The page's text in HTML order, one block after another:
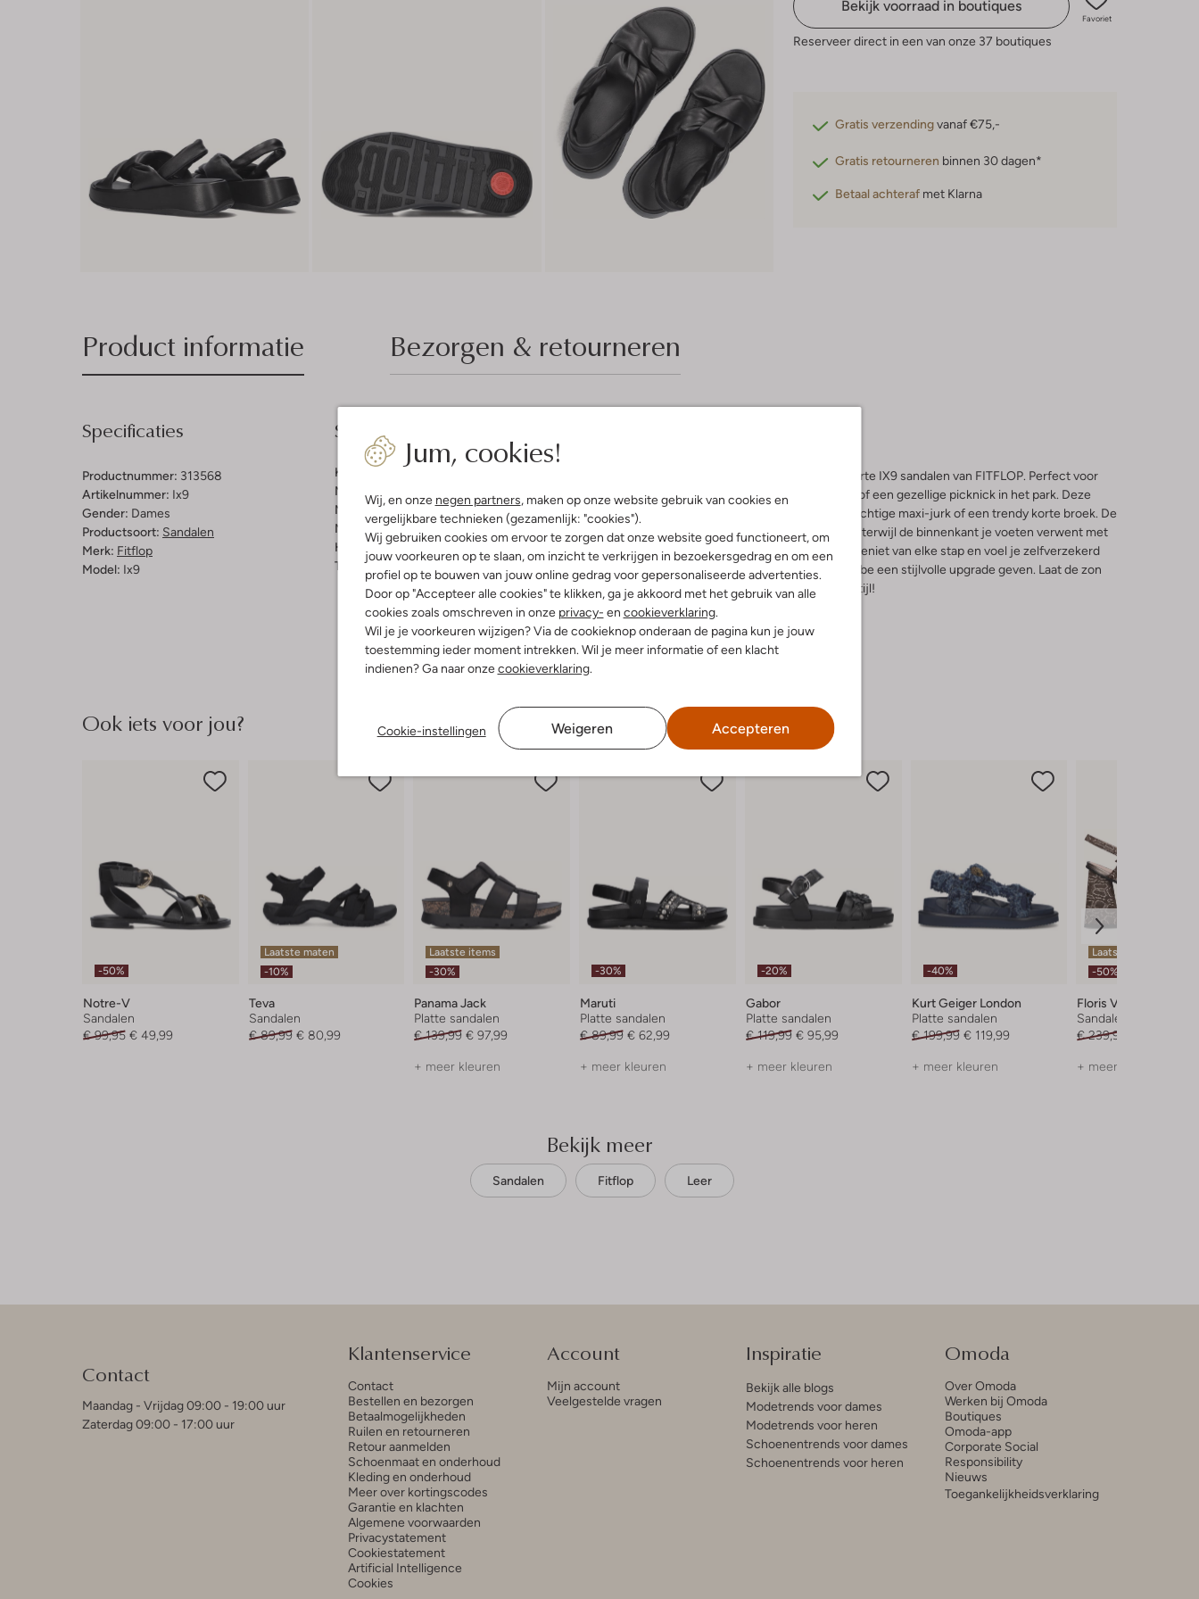
Jum, cookies!
Wij, en onze negen partners, maken op onze website gebruik van cookies en
vergelijkbare technieken (gezamenlijk: "cookies").
Wij gebruiken cookies om ervoor te zorgen dat onze website goed functioneert, om
jouw voorkeuren op te slaan, om inzicht te verkrijgen in bezoekersgedrag en om een
profiel op te bouwen van jouw online gedrag voor gepersonaliseerde advertenties.
Door op "Accepteer alle cookies" te klikken, ga je akkoord met het gebruik van alle
cookies zoals omschreven in onze privacy- en cookieverklaring.
Wil je je voorkeuren wijzigen? Via de cookieknop onderaan de pagina kun je jouw
toestemming ieder moment intrekken. Wil je meer informatie of een klacht
indienen? Ga naar onzecookieverklaring.
Cookie-instellingen Weigeren Accepteren
Bekijk voorraad in boutiques
Favoriet
Reserveer direct in een van onze 37 boutiques
Gratis verzendingvanaf €75,-
Gratis retourneren binnen 30 dagen*
Betaal achteraf met Klarna
Product informatie Bezorgen & retourneren
Specificaties
Productnummer: 313568
Artikelnummer: Ix9
Gender: Dames
Productsoort: Sandalen
Merk: Fitflop
Model: Ix9
Samenstelling & Pasvorm
Kleur:
Materiaal buitenkant:
Materiaal binnenkant: Leer
Materiaal zool:
Rubber
Hakvorm:Plateauzool
Type neus:
Ronde Neus
Stap stijlvol de lente en zomer in met de zwarte IX9 sandalen van FITFLOP. Perfect voor
een ontspannen wandeling langs het strand of een gezellige picknick in het park. Deze
sandalen combineren moeiteloos met een luchtige maxi-jurk of een trendy korte broek. De
buitenkant is gemaakt van hoogwaardig leer, terwijl de binnenkant je voeten verwent met
een zachte voering voor optimaal comfort. Geniet van elke stap en voel je zelfverzekerd
met deze veelzijdige sandalen die je garderobe een stijlvolle upgrade geven. Laat de zon
maar schijnen en geniet van het seizoen in stijl!
Ook iets voor jou?
-50%
Notre-V
Sandalen
€ 99,95 € 49,99
Laatste maten
-10%
Teva
Sandalen
€ 89,99 € 80,99
Laatste items
-30%
Panama Jack
Platte sandalen
€ 139,99 € 97,99
+ meer kleuren
-30%
Maruti
Platte sandalen
€ 89,99 € 62,99
+ meer kleuren
-20%
Gabor
Platte sandalen
€ 119,99 € 95,99
+ meer kleuren
-40%
Kurt Geiger London
Platte sandalen
€ 199,99 € 119,99
+ meer kleuren
Laatste items
-50%
Floris Van Bommel
Sandalen met hak
€ 239,99
+ meer kleuren
Bekijk meer
Sandalen Fitflop Leer
Contact
Maandag - Vrijdag 09:00 - 19:00 uur
Zaterdag 09:00 - 17:00 uur
Klantenservice
Contact
Bestellen en bezorgen
Betaalmogelijkheden
Ruilen en retourneren
Retour aanmelden
Schoenmaat en onderhoud
Kleding en onderhoud
Meer over kortingscodes
Garantie en klachten
Algemene voorwaarden
Privacystatement
Cookiestatement
Artificial Intelligence
Cookies
Account
Mijn account
Veelgestelde vragen
Inspiratie
Bekijk alle blogs
Modetrends voor dames
Modetrends voor heren
Schoenentrends voor dames
Schoenentrends voor heren
Omoda
Over Omoda
Werken bij Omoda
Boutiques
Omoda-app
Corporate Social
Responsibility
Nieuws
Toegankelijkheidsverklaring